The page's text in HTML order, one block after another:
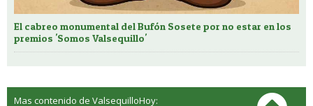
El cabreo monumental del Bufón Sosete por no estar en los
premios 'Somos Valsequillo'
Mas contenido de ValsequilloHoy: